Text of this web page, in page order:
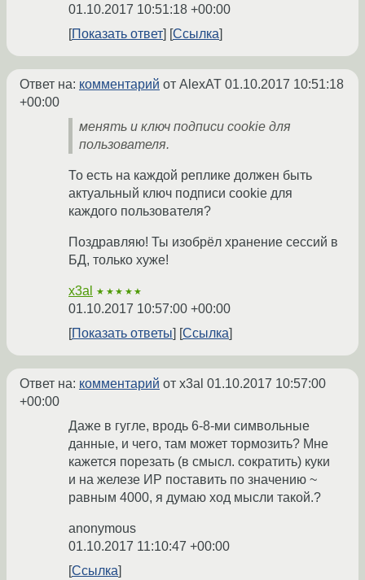
01.10.2017 10:51:18 +00:00
Показать ответ
Ссылка
Ответ на: комментарий от AlexAT 01.10.2017 10:51:18
+00:00
менять и ключ подписи cookie для
пользователя.
То есть на каждой реплике должен быть
актуальный ключ подписи cookie для
каждого пользователя?
Поздравляю! Ты изобрёл хранение сессий в
БД, только хуже!
x3al ★★★★★
01.10.2017 10:57:00 +00:00
Показать ответы
Ссылка
Ответ на: комментарий от x3al 01.10.2017 10:57:00
+00:00
Даже в гугле, вродь 6-8-ми символьные
данные, и чего, там может тормозить? Мне
кажется порезать (в смысл. сократить) куки
и на железе ИР поставить по значению ~
равным 4000, я думаю ход мысли такой.?
anonymous
01.10.2017 11:10:47 +00:00
Ссылка